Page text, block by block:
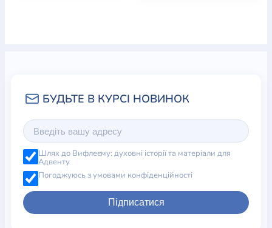
Шлях до Вифлеєму: духовні історії та матеріали для
Адвенту
Погоджуюсь з умовами конфіденційності
Підписатися